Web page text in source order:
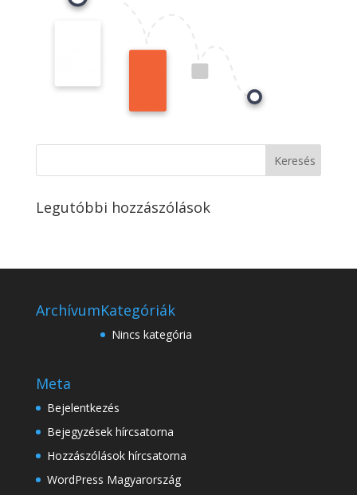
Legutóbbi hozzászólások
ArchívumKategóriák
Nincs kategória
Meta
Bejelentkezés
Bejegyzések hírcsatorna
Hozzászólások hírcsatorna
WordPress Magyarország